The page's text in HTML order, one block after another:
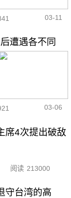
03-11
遭遇各不同
03-06
席4次提出破敌
阅读 213000
守台湾的高